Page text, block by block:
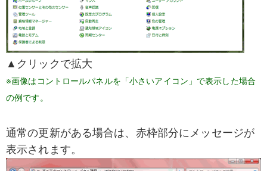
▲クリックで拡大
※画像はコントロールパネルを「小さいアイコン」で表示した場合
の例です。
通常の更新がある場合は、赤枠部分にメッセージが
表示されます。